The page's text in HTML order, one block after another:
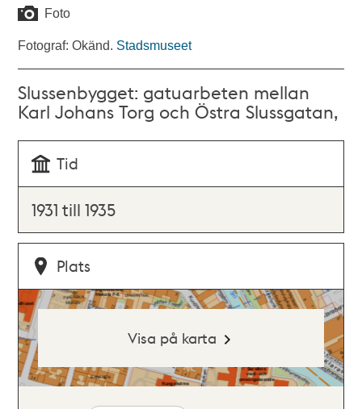
Foto
Fotograf: Okänd. Stadsmuseet
Slussenbygget: gatuarbeten mellan
Karl Johans Torg och Östra Slussgatan,
Tid
1931 till 1935
Plats
Visa på karta